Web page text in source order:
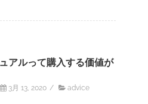
アルって購入する価値が
3月 13, 2020 / advice